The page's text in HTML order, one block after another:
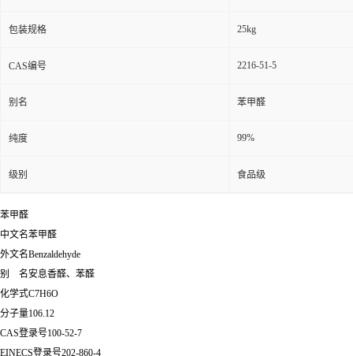
包装规格 25kg
CAS编号 2216-51-5
别名 苯甲醛
纯度 99%
级别 食品级
苯甲醛
中文名苯甲醛
外文名Benzaldehyde
别 名安息香醛、苯醛
化学式C7H6O
分子量106.12
CAS登录号100-52-7
EINECS登录号202-860-4